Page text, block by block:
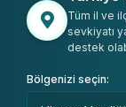
Tüm il ve
sevkiyatı
destek
Bölgenizi seçin: